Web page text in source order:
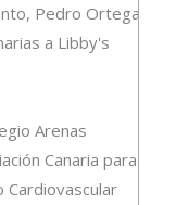
Pedro Ortega
a Libby's
Arenas
Canaria para la
Cardiovascular